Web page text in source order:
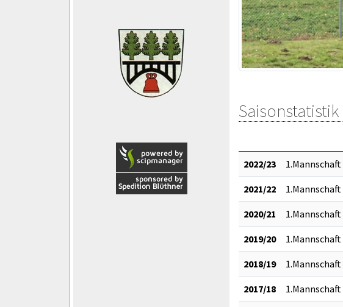
Saisonstatistik
2022/23 1.Mannschaft
2021/22 1.Mannschaft
2020/21 1.Mannschaft
2019/20 1.Mannschaft
2018/19 1.Mannschaft
2017/18 1.Mannschaft